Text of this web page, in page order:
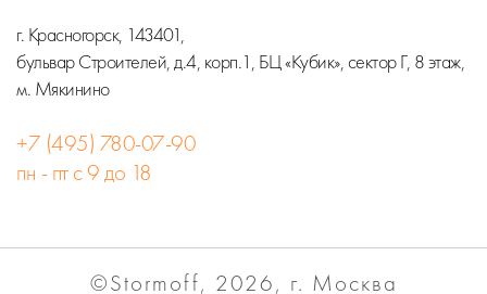
г. Красногорск, 143401,
бульвар Строителей, д.4, корп.1, БЦ «Кубик», сектор Г, 8 этаж,
м. Мякинино
+7 (495) 780-07-90
пн - пт с 9 до 18
©Stormoff, 2026, г. Москва